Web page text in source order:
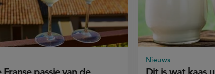
Nieuws